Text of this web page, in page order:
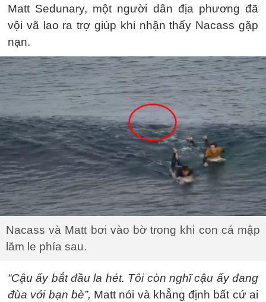
Matt Sedunary, một người dân địa phương đã
vội vã lao ra trợ giúp khi nhận thấy Nacass gặp
nạn.
Nacass và Matt bơi vào bờ trong khi con cá mập
lăm le phía sau.
“Cậu ấy bắt đầu la hét. Tôi còn nghĩ cậu ấy đang
đùa với bạn bè”, Matt nói và khẳng định bất cứ ai